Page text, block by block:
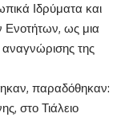
Ιδρύματα και
Ενοτήτων, ως μια
αναγνώρισης της
παραδόθηκαν:
στο Τιάλειο